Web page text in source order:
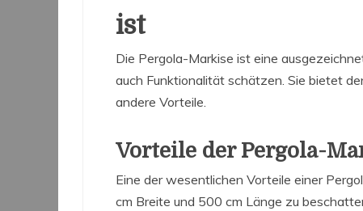
ist
Die Pergola-Markise ist eine
auch Funktionalität schätzen. Sie bietet
andere Vorteile.
Vorteile der Pergola-
Eine der wesentlichen Vorteile einer
cm Breite und 500 cm Länge zu